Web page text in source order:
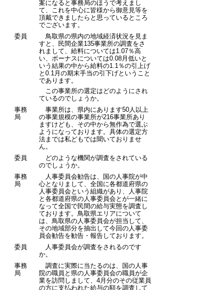
案になると事務局のほうで考えまし
て、これを中心に皆様から御意見等を
頂戴できましたらと思っているところ
でございます。
委員
鳥取県の県内の地域経済状況を見ま
すと、民間企業135事業所の調査をさ
れまして、給料については1.07％高
い、ボーナスについては0.08月低いと
いう結果の中から給料の1.1％の引上げ
と0.1月の期末手当の引下げということ
であります。
この事業所の選定はどのようにされ
ているのでしょうか。
事務
局
事業所は、県内にあります50人以上
の事業規模の事業所が216事業所あり
ますけども、その中から無作為で選ぶ
ようになっております。具体の選定方
法までは私どもでは聞いておりませ
ん。
委員
どのような機関が調査をされている
のでしょうか。
事務
局
人事委員会勧告は、国の人事院が中
心となりまして、全国に各都道府県の
人事委員会という組織があり、人事院
と各都道府県の人事委員会とが一緒に
なって全国で民間の給与実態を調査し
ております。鳥取県エリアについて
は、鳥取県の人事委員会が担当して、
その地域部分を抽出して今回の人事委
員会勧告を勧告・報告しております。
委員
人事委員会が調査をされるのです
か。
事務
局
調査に実際に当たるのは、国の人事
院の職員と県の人事委員会の職員が企
業を訪問しまして、4月分のその従業員
の方に支払われた給与の額を調査して